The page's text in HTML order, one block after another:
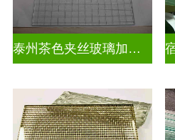
泰州茶色夹丝玻璃加工店